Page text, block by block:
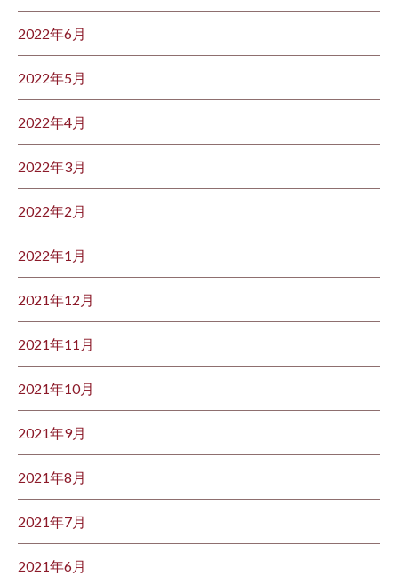
2022年6月
2022年5月
2022年4月
2022年3月
2022年2月
2022年1月
2021年12月
2021年11月
2021年10月
2021年9月
2021年8月
2021年7月
2021年6月